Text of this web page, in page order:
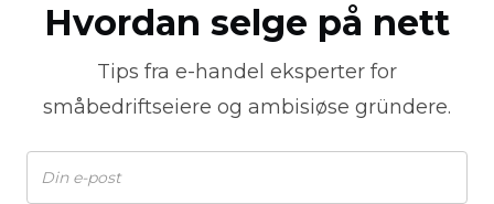
Hvordan selge på nett
Tips fra e-handel eksperter for
småbedriftseiere og ambisiøse gründere.